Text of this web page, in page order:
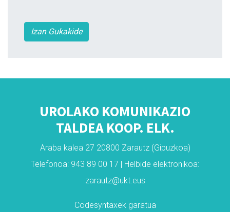
Izan Gukakide
UROLAKO KOMUNIKAZIO
TALDEA KOOP. ELK.
Araba kalea 27 20800 Zarautz (Gipuzkoa)
Telefonoa: 943 89 00 17 | Helbide elektronikoa:
zarautz@ukt.eus
Codesyntaxek garatua